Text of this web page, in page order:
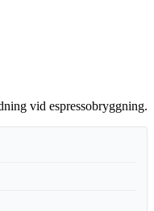
vid espresso­bryggning.